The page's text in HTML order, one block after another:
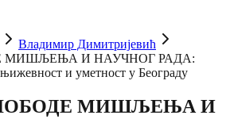
Владимир Димитријевић
МИШЉЕЊА И НАУЧНОГ РАДА:
и уметност у Београду
МИШЉЕЊА И